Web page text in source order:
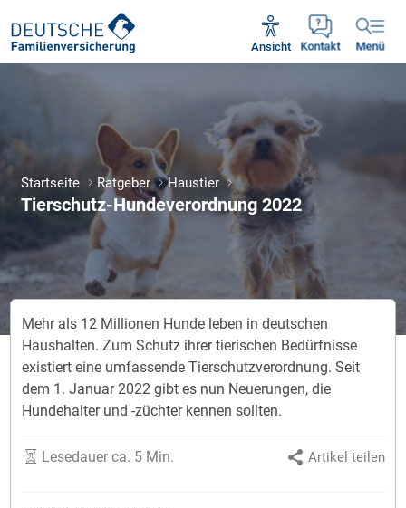
Kontakt
Ansicht Menü
Mo - Fr 09:00 - 18:30 Uhr
Startseite Ratgeber Haustier
Tierschutz-Hundeverordnung 2022
Mehr als 12 Millionen Hunde leben in deutschen
Haushalten. Zum Schutz ihrer tierischen Bedürfnisse
existiert eine umfassende Tierschutzverordnung. Seit
dem 1. Januar 2022 gibt es nun Neuerungen, die
Hundehalter und -züchter kennen sollten.
Lesedauer ca. 5 Min. Artikel teilen